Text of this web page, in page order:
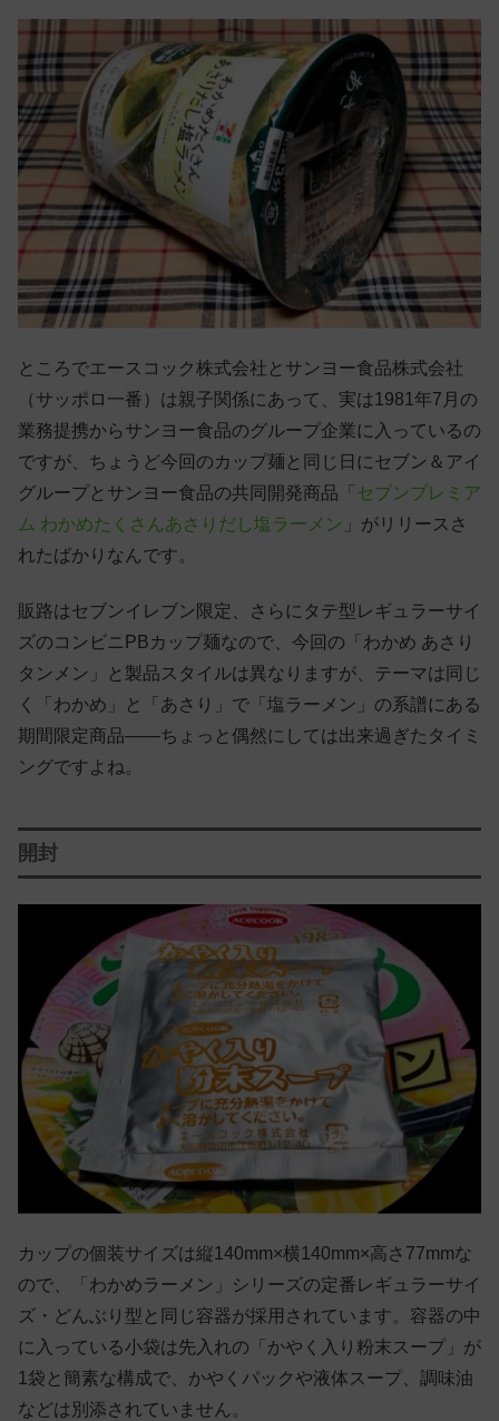
ところでエースコック株式会社とサンヨー食品株式会社
（サッポロ一番）は親子関係にあって、実は1981年7月の
業務提携からサンヨー食品のグループ企業に入っているの
ですが、ちょうど今回のカップ麺と同じ日にセブン＆アイ
グループとサンヨー食品の共同開発商品「 セブンプレミア
ム わかめたくさんあさりだし塩ラーメン 」がリリースさ
れたばかりなんです。
販路はセブンイレブン限定、さらにタテ型レギュラーサイ
ズのコンビニPBカップ麺なので、今回の「わかめ あさり
タンメン」と製品スタイルは異なりますが、テーマは同じ
く「わかめ」と「あさり」で「塩ラーメン」の系譜にある
期間限定商品——ちょっと偶然にしては出来過ぎたタイミ
ングですよね。
開封
カップの個装サイズは縦140mm×横140mm×高さ77mmな
ので、「わかめラーメン」シリーズの定番レギュラーサイ
ズ・どんぶり型と同じ容器が採用されています。容器の中
に入っている小袋は先入れの「かやく入り粉末スープ」が
1袋と簡素な構成で、かやくパックや液体スープ、調味油
などは別添されていません。